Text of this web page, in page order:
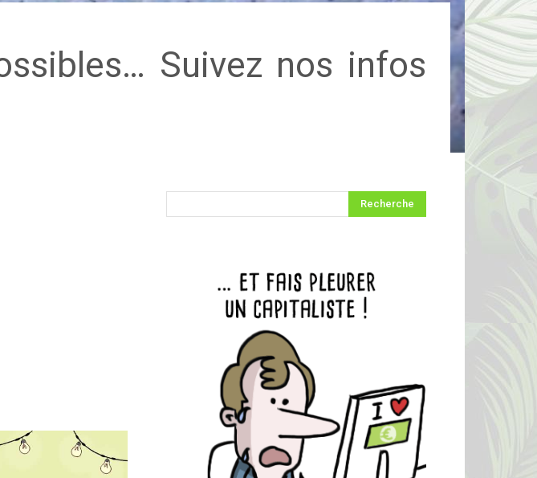
Suivez nos infos